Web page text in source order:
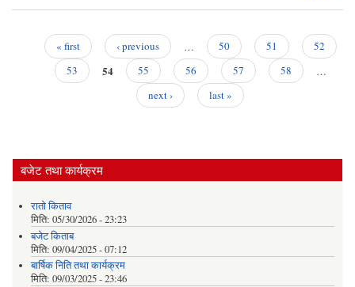
« first ‹ previous … 50 51
52
53
54 55 56 57 58
…
next ›
last »
बजेट तथा कार्यक्रम
रातो किताव
मिति: 05/30/2026 - 23:23
बजेट किताब
मिति: 09/04/2025 - 07:12
बार्षिक निति तथा कार्यक्रम
मिति: 09/03/2025 - 23:46